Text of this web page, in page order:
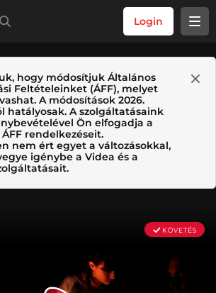
Login
hogy módosítjuk Általános
Feltételeinket (ÁFF), melyet
A módosítások 2026.
hatályosak. A szolgáltatásaink
Ön elfogadja a
rendelkezéseit.
nem ért egyet a változásokkal,
igénybe a Videa és a